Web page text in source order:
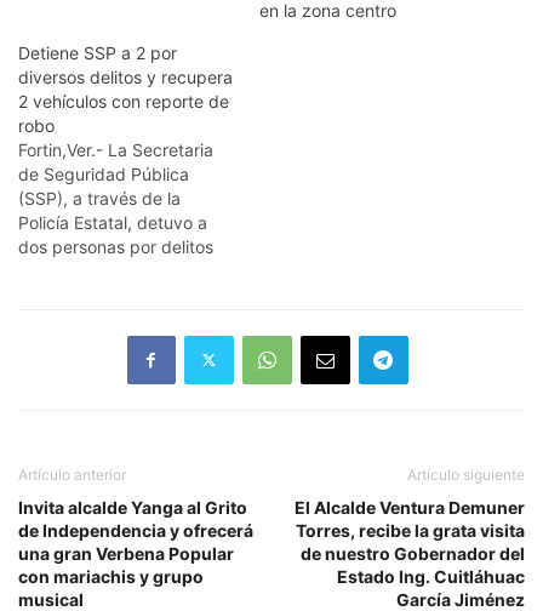
en la zona centro
Detiene SSP a 2 por
diversos delitos y recupera
2 vehículos con reporte de
robo
Fortin,Ver.- La Secretaria
de Seguridad Pública
(SSP), a través de la
Policía Estatal, detuvo a
dos personas por delitos
con reporte de robo, en
hechos registrados en
por…
Artículo anterior
Invita alcalde Yanga al Grito
de Independencia y ofrecerá
una gran Verbena Popular
con mariachis y grupo
musical
Artículo siguiente
El Alcalde Ventura Demuner
Torres, recibe la grata visita
de nuestro Gobernador del
Estado Ing. Cuitláhuac
García Jiménez